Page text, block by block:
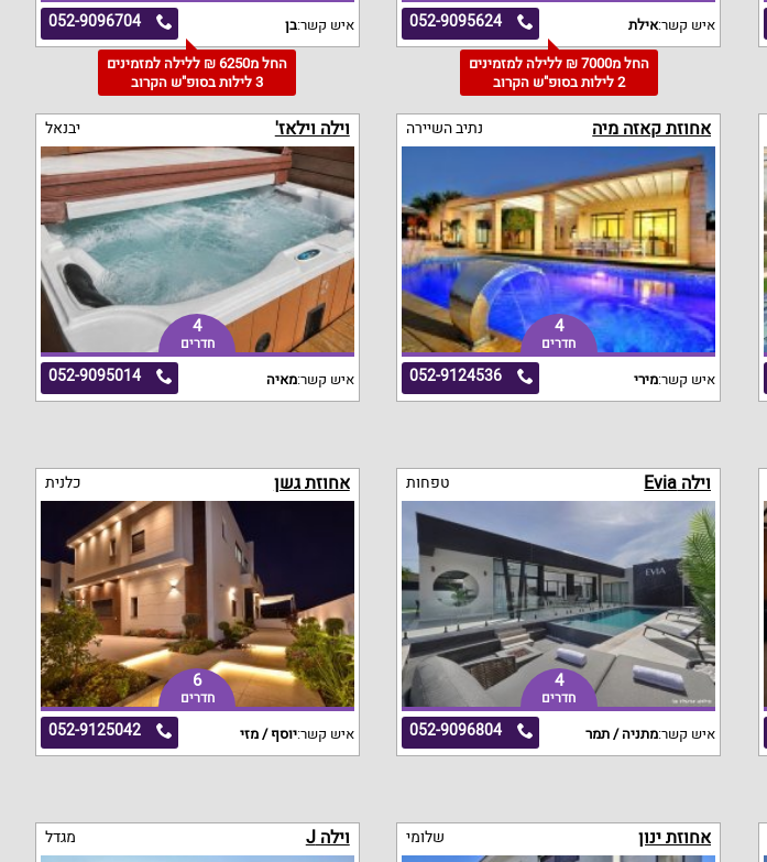
052-9095624 איש קשר:אילת
החל מ7000 ₪ ללילה למזמינים
2 לילות בסופ"ש הקרוב
052-9096704 איש קשר:בן
החל מ6250 ₪ ללילה למזמינים
3 לילות בסופ"ש הקרוב
אחוזת קאזה מיה נתיב השיירה
4
חדרים
052-9124536 איש קשר:מירי
וילה וילאז' יבנאל
4
חדרים
052-9095014 איש קשר:מאיה
וילה Evia טפחות
4
חדרים
052-9096804 איש קשר:מתניה / תמר
אחוזת גשן כלנית
6
חדרים
052-9125042 איש קשר:יוסף / מזי
אחוזת ינון שלומי וילה J מגדל